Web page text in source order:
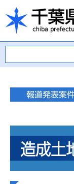
造成土